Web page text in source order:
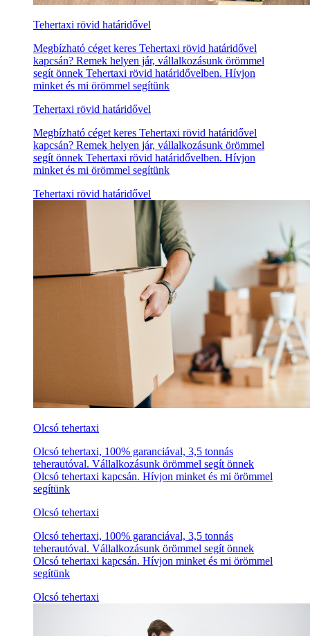
Tehertaxi rövid határidővel
Megbízható céget keres Tehertaxi rövid határidővel
kapcsán? Remek helyen jár, vállalkozásunk örömmel
segít önnek Tehertaxi rövid határidővelben. Hívjon
minket és mi örömmel segítünk
Tehertaxi rövid határidővel
Megbízható céget keres Tehertaxi rövid határidővel
kapcsán? Remek helyen jár, vállalkozásunk örömmel
segít önnek Tehertaxi rövid határidővelben. Hívjon
minket és mi örömmel segítünk
Tehertaxi rövid határidővel
Olcsó tehertaxi
Olcsó tehertaxi, 100% garanciával, 3,5 tonnás
teherautóval. Vállalkozásunk örömmel segít önnek
Olcsó tehertaxi kapcsán. Hívjon minket és mi örömmel
segítünk
Olcsó tehertaxi
Olcsó tehertaxi, 100% garanciával, 3,5 tonnás
teherautóval. Vállalkozásunk örömmel segít önnek
Olcsó tehertaxi kapcsán. Hívjon minket és mi örömmel
segítünk
Olcsó tehertaxi